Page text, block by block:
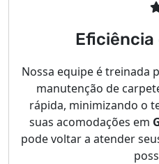
Eficiência
Nossa equipe é treinada
manutenção de
rápida, minimizando o
suas acomodações em
pode voltar a atender